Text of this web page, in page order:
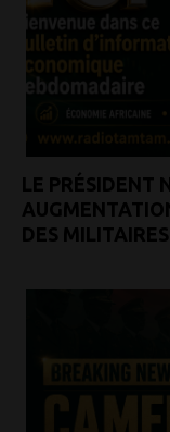
LE PRÉSIDENT
DES MILITAIRES